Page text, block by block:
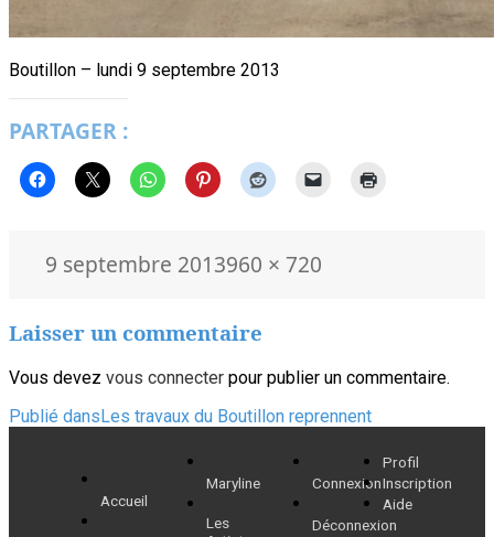
Boutillon – lundi 9 septembre 2013
PARTAGER :
Publié
9 septembre 2013Taille
960 × 720
Laisser un commentaire
Vous devez vous connecter pour publier un commentaire.
Navigation
l’article
Publié dansLes travaux du Boutillon reprennent
Accueil
Maryline
Les
Connexion
Déconnexion
Profil
Inscription
Aide